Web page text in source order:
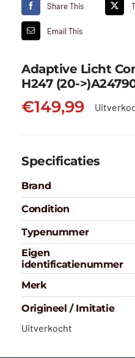
Share This
Email This
Adaptive Licht
H247 (20-
€149,99
Specificaties
Brand
Condition
Typenummer
Eigen
identificatienummer
Merk
Origineel / Imitatie
Uitverkocht